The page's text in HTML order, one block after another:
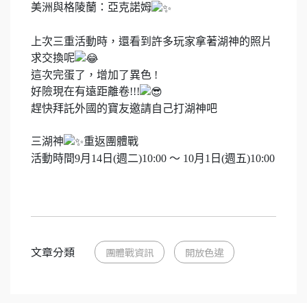
美洲與格陵蘭：亞克諾姆
上次三重活動時，還看到許多玩家拿著湖神的照片
求交換呢
這次完蛋了，增加了異色 !
好險現在有遠距離卷!!!
趕快拜託外國的寶友邀請自己打湖神吧
三湖神
重返團體戰
活動時間9月14日(週二)10:00 ～ 10月1日(週五)10:00
文章分類 團體戰資訊 開放色違